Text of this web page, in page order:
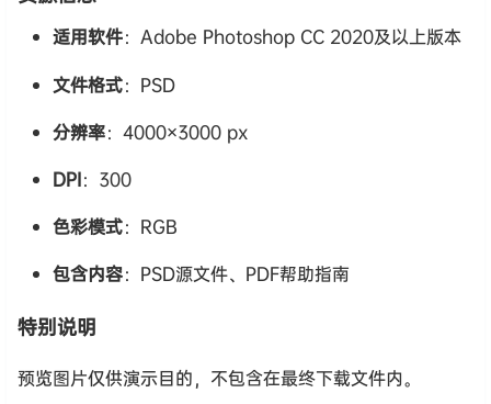
适用软件：Adobe Photoshop CC 2020及以上版本
文件格式：PSD
分辨率：4000×3000 px
DPI：300
色彩模式：RGB
包含内容：PSD源文件、PDF帮助指南
特别说明
预览图片仅供演示目的，不包含在最终下载文件内。